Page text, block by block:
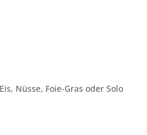
Nüsse, Foie-Gras oder Solo